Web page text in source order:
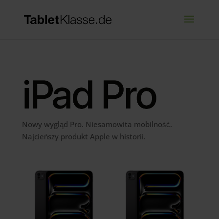
Nowy wygląd Pro. Niesamowita mobilność.
Najcieńszy produkt Apple w historii.